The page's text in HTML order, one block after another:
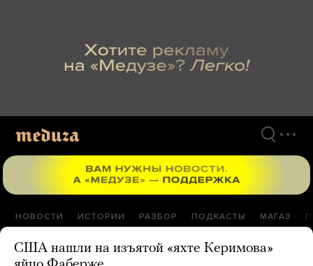
НОВОСТИ ИСТОРИИ РАЗБОР ПОДКАСТЫ МАГАЗ
США нашли на изъятой «яхте Керимова»